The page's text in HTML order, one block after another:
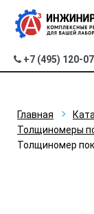
+7 (495) 120-
Главная
Толщиномеры
Толщиномер